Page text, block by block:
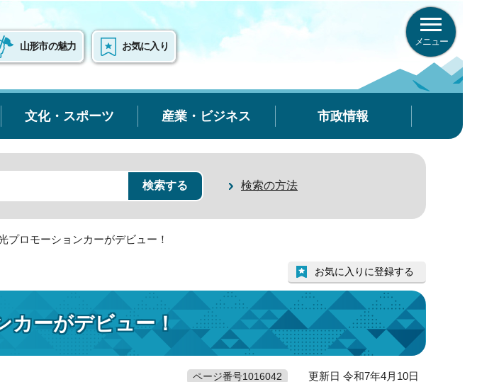
山形市の魅力 お気に入り メニュー
文化・スポーツ 産業・ビジネス 市政情報
検索の方法
プロモーションカーがデビュー！
カーがデビュー！
お気に入りに登録する
ページ番号1016042 更新日 令和7年4月10日